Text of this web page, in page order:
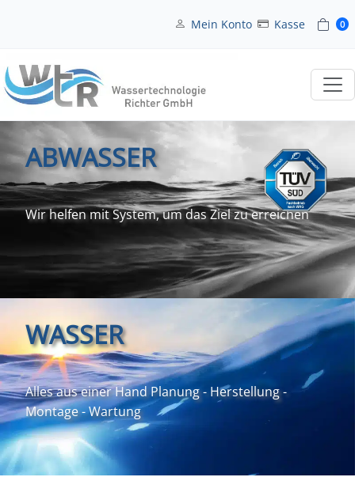
Mein Konto Kasse 0
ABWASSER
Wir helfen mit System, um das Ziel zu erreichen
WASSER
Alles aus einer Hand Planung - Herstellung -
Montage - Wartung